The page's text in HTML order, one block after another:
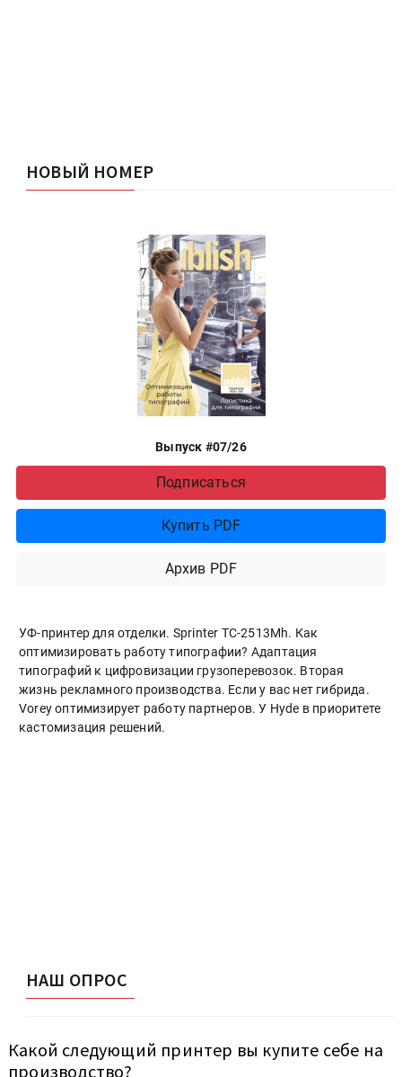
НОВЫЙ НОМЕР
Выпуск #07/26
Подписаться
Купить PDF
Архив PDF
УФ-принтер для отделки. Sprinter ТС-2513Mh. Как
оптимизировать работу типографии? Адаптация
типографий к цифровизации грузоперевозок. Вторая
жизнь рекламного производства. Если у вас нет гибрида.
Vorey оптимизирует работу партнеров. У Hyde в приоритете
кастомизация решений.
НАШ ОПРОС
Какой следующий принтер вы купите себе на
производство?